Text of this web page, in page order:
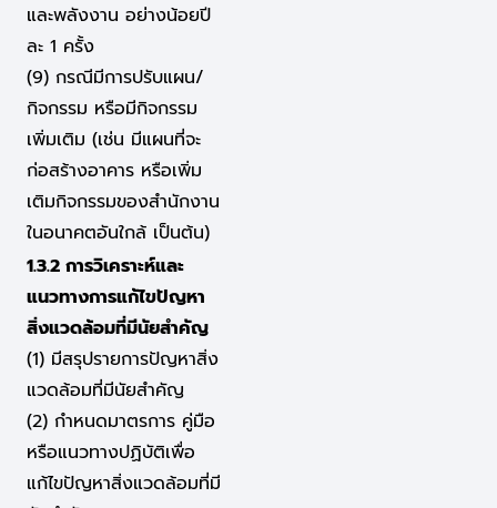
และพลังงาน อย่างน้อยปี
ละ 1 ครั้ง
(9) กรณีมีการปรับแผน/
กิจกรรม หรือมีกิจกรรม
เพิ่มเติม (เช่น มีแผนที่จะ
ก่อสร้างอาคาร หรือเพิ่ม
เติมกิจกรรมของสำนักงาน
ในอนาคตอันใกล้ เป็นต้น)
1.3.2 การวิเคราะห์และ
แนวทางการแก้ไขปัญหา
สิ่งแวดล้อมที่มีนัยสำคัญ
(1) มีสรุปรายการปัญหาสิ่ง
แวดล้อมที่มีนัยสำคัญ
(2) กำหนดมาตรการ คู่มือ
หรือแนวทางปฏิบัติเพื่อ
แก้ไขปัญหาสิ่งแวดล้อมที่มี